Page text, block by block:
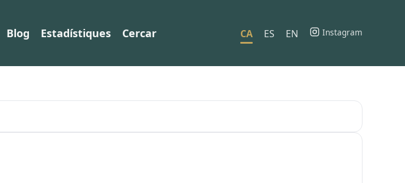
Blog Estadístiques Cercar CA ES EN Instagram